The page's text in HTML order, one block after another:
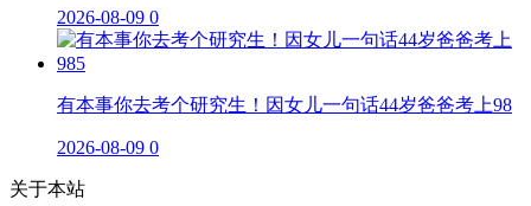
2026-08-09 0
有本事你去考个研究生！因女儿一句话44岁爸爸考上98
2026-08-09 0
关于本站